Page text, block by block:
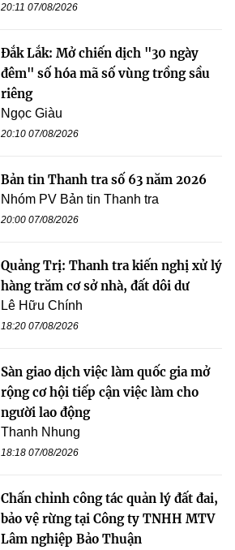
20:11 07/08/2026
Đắk Lắk: Mở chiến dịch "30 ngày
đêm" số hóa mã số vùng trồng sầu
riêng
Ngọc Giàu
20:10 07/08/2026
Bản tin Thanh tra số 63 năm 2026
Nhóm PV Bản tin Thanh tra
20:00 07/08/2026
Quảng Trị: Thanh tra kiến nghị xử lý
hàng trăm cơ sở nhà, đất dôi dư
Lê Hữu Chính
18:20 07/08/2026
Sàn giao dịch việc làm quốc gia mở
rộng cơ hội tiếp cận việc làm cho
người lao động
Thanh Nhung
18:18 07/08/2026
Chấn chỉnh công tác quản lý đất đai,
bảo vệ rừng tại Công ty TNHH MTV
Lâm nghiệp Bảo Thuận